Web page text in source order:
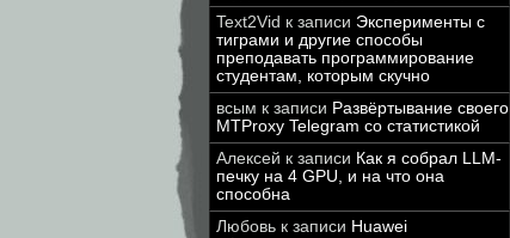
Text2Vid к записи Эксперименты с
тиграми и другие способы
преподавать программирование
студентам, которым скучно
всым к записи Развёртывание своего
MTProxy Telegram со статистикой
Алексей к записи Как я собрал LLM-
печку на 4 GPU, и на что она
способна
Любовь к записи Huawei